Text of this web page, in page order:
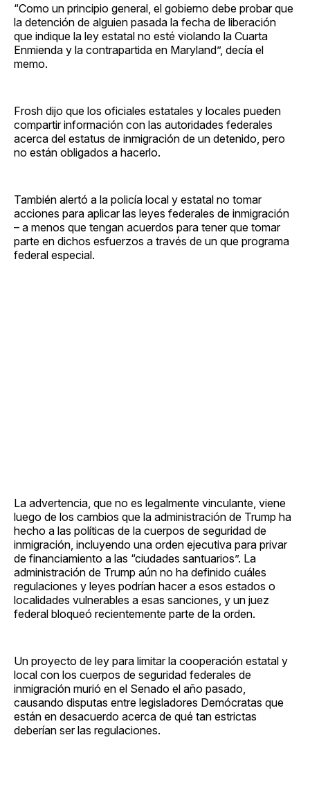
“Como un principio general, el gobierno debe probar que
la detención de alguien pasada la fecha de liberación
que indique la ley estatal no esté violando la Cuarta
Enmienda y la contrapartida en Maryland”, decía el
memo.
Frosh dijo que los oficiales estatales y locales pueden
compartir información con las autoridades federales
acerca del estatus de inmigración de un detenido, pero
no están obligados a hacerlo.
También alertó a la policía local y estatal no tomar
acciones para aplicar las leyes federales de inmigración
– a menos que tengan acuerdos para tener que tomar
parte en dichos esfuerzos a través de un que programa
federal especial.
La advertencia, que no es legalmente vinculante, viene
luego de los cambios que la administración de Trump ha
hecho a las políticas de la cuerpos de seguridad de
inmigración, incluyendo una orden ejecutiva para privar
de financiamiento a las “ciudades santuarios”. La
administración de Trump aún no ha definido cuáles
regulaciones y leyes podrían hacer a esos estados o
localidades vulnerables a esas sanciones, y un juez
federal bloqueó recientemente parte de la orden.
Un proyecto de ley para limitar la cooperación estatal y
local con los cuerpos de seguridad federales de
inmigración murió en el Senado el año pasado,
causando disputas entre legisladores Demócratas que
están en desacuerdo acerca de qué tan estrictas
deberían ser las regulaciones.